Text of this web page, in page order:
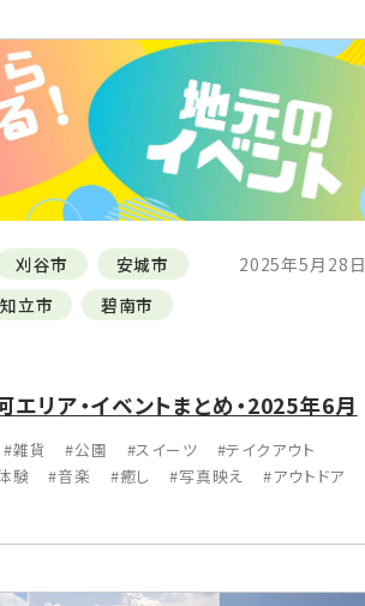
刈谷市
安城市
知立市
碧南市
2025年5月28日
リア・イベントまとめ・2025年6月
#雑貨 #公園 #スイーツ
#テイクアウト
験 #音楽 #癒し #写真映え
#アウトドア